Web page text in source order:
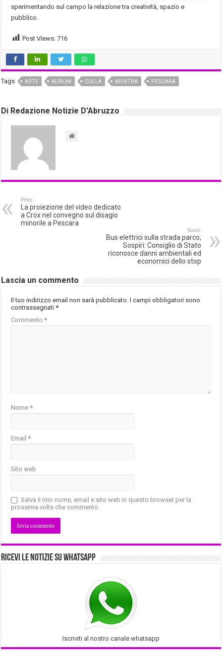
sperimentando sul campo la relazione tra creatività, spazio e
pubblico.
Post Views: 716
Tags ARTE AURUM COLLA MOSTRA PESCARA
Di Redazione Notizie D'Abruzzo
Prec.
La proiezione del video dedicato
a Crox nel convegno sul disagio
minorile a Pescara
Succ.
Bus elettrici sulla strada parco,
Sospiri: Consiglio di Stato
riconosce danni ambientali ed
economici dello stop
Lascia un commento
Il tuo indirizzo email non sarà pubblicato. I campi obbligatori sono
contrassegnati*
Commento*
Nome*
Email*
Sito web
Salva il mio nome, email e sito web in questo browser per la
prossima volta che commento.
Ricevi le notizie su Whatsapp
Iscriviti al nostro canale whatsapp